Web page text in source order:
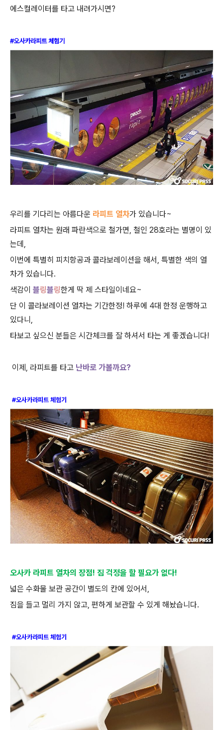
에스컬레이터를 타고 내려가시면?
#오사카라피트 체험기
우리를 기다리는 아름다운 라피트 열차가 있습니다~
라피트 열차는 원래 파란색으로 철가면, 철인 28호라는 별명이 있
는데 ,
이번에 특별히 피치항공과 콜라보레이션을 해서, 특별한 색의 열
차가 있습니다.
색감이 블링블링한게 딱 제 스타일이네요~
단 이 콜라보레이션 열차는 기간한정! 하루에 4대 한정 운행하고
있다니 ,
타보고 싶으신 분들은 시간체크를 잘 하셔서 타는 게 좋겠습니다!
이제 , 라피트를 타고 난바로 가볼까요?
#오사카라피트 체험기
오사카 라피트 열차의 장점! 짐 걱정을 할 필요가 없다!
넓은 수화물 보관 공간이 별도의 칸에 있어서,
짐을 들고 멀리 가지 않고, 편하게 보관할 수 있게 해놨습니다.
#오사카라피트 체험기